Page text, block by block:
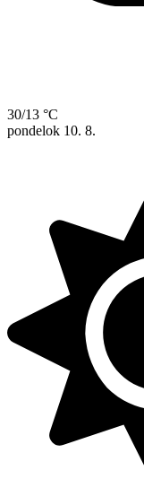
30/13 °C
pondelok 10. 8.